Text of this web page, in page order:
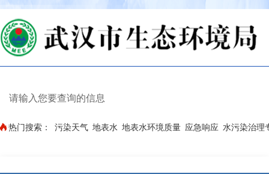
热门搜索： 污染天气 地表水 地表水环境质量 应急响应 水污染治理